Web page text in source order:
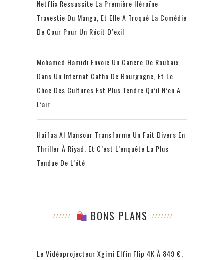
Netflix Ressuscite La Première Héroïne
Travestie Du Manga, Et Elle A Troqué La Comédie
De Cour Pour Un Récit D’exil
Mohamed Hamidi Envoie Un Cancre De Roubaix
Dans Un Internat Catho De Bourgogne, Et Le
Choc Des Cultures Est Plus Tendre Qu’il N’en A
L’air
Haifaa Al Mansour Transforme Un Fait Divers En
Thriller À Riyad, Et C’est L’enquête La Plus
Tendue De L’été
BONS PLANS
Le Vidéoprojecteur Xgimi Elfin Flip 4K À 849 €,